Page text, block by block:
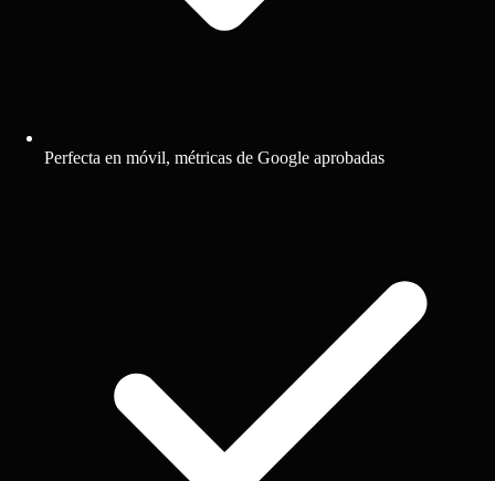
Perfecta en móvil, métricas de Google aprobadas